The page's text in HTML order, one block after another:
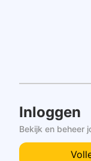
Inloggen
Bekijk en beheer